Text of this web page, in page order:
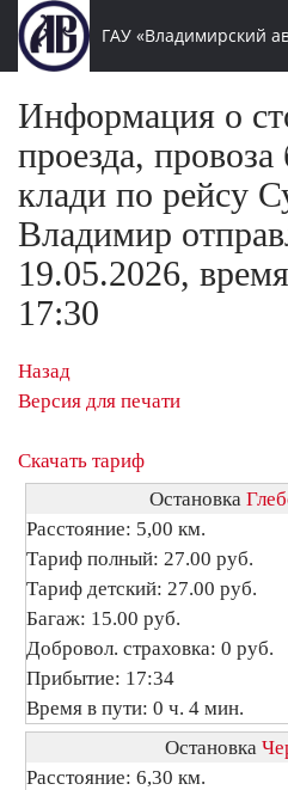
ГАУ «Владимирский
Информация о
проезда,
клади по рейсу
Владимир
19.05.2026,
17:30
Назад
Версия для печати
Скачать тариф
Остановка
Расстояние: 5,00 км.
Тариф полный: 27.00 руб.
Тариф детский: 27.00 руб.
Багаж: 15.00 руб.
Добровол. страховка: 0 руб.
Прибытие: 17:34
Время в пути: 0 ч. 4 мин.
Остановка
Расстояние: 6,30 км.